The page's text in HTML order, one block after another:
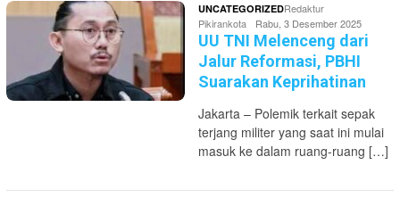
UNCATEGORIZEDRedaktur
Pikirankota
Rabu, 3 Desember 2025
UU TNI Melenceng dari
Jalur Reformasi, PBHI
Suarakan Keprihatinan
Jakarta – Polemik terkait sepak
terjang militer yang saat ini mulai
masuk ke dalam ruang-ruang […]